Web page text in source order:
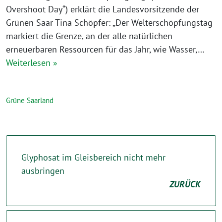
Overshoot Day“) erklärt die Landesvorsitzende der
Grünen Saar Tina Schöpfer: „Der Welterschöpfungstag
markiert die Grenze, an der alle natürlichen
erneuerbaren Ressourcen für das Jahr, wie Wasser,…
Weiterlesen »
Grüne Saarland
Glyphosat im Gleisbereich nicht mehr
ausbringen
ZURÜCK